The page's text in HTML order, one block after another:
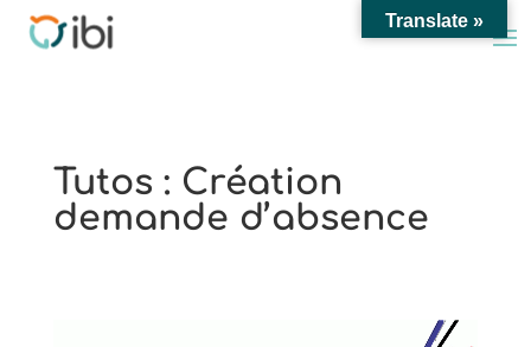
Tutos : Création
demande d’absence
Translate »